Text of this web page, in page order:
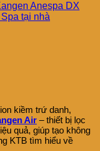
Anespa DX
tại nhà
kiềm trứ danh,
Air – thiết bị lọc
quả, giúp tạo không
KTB tìm hiểu về